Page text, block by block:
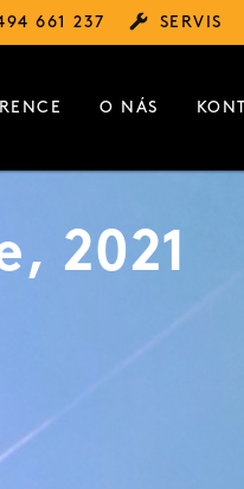
661 237 SERVIS
O NÁS
2021